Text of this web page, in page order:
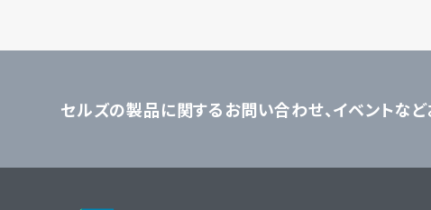
セルズの製品に関するお問い合わせ、イベントな